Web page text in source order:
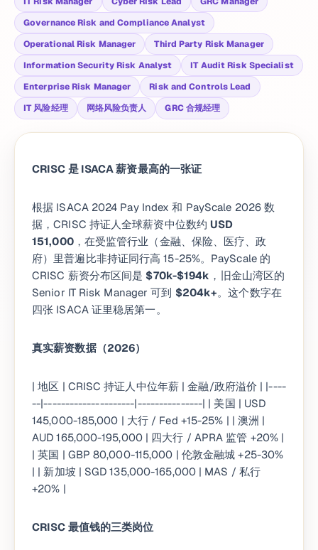
Governance Risk and Compliance Analyst
Operational Risk Manager
Third Party Risk Manager
Information Security Risk Analyst
IT Audit Risk Specialist
Enterprise Risk Manager
Risk and Controls Lead
IT 风险经理
网络风险负责人 GRC 合规经理
CRISC 是 ISACA 薪资最高的一张证
根据 ISACA 2024 Pay Index 和 PayScale 2026 数
据，CRISC 持证人全球薪资中位数约 USD
151,000，在受监管行业（金融、保险、医疗、政
府）里普遍比非持证同行高 15-25%。PayScale 的
CRISC 薪资分布区间是 $70k-$194k ，旧金山湾区的
Senior IT Risk Manager 可到 $204k+。这个数字在
四张 ISACA 证里稳居第一。
真实薪资数据（2026）
| 地区 | CRISC 持证人中位年薪 | 金融/政府溢价 | |----
--|---------------------|---------------| | 美国 | USD
145,000-185,000 | 大行 / Fed +15-25% | | 澳洲 |
AUD 165,000-195,000 | 四大行 / APRA 监管 +20% |
| 英国 | GBP 80,000-115,000 | 伦敦金融城 +25-30%
| | 新加坡 | SGD 135,000-165,000 | MAS / 私行
+20% |
CRISC 最值钱的三类岗位